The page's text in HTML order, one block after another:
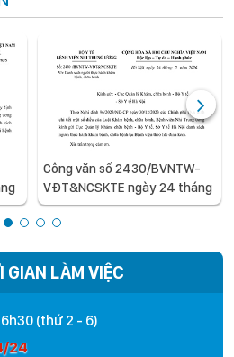
Công văn số 2430/BVNTW-
VĐT&NCSKTE ngày 24 tháng
7 năm 2026 V/v Danh sách
người thực hành khám bệnh,
GIAN LÀM VIỆC
(thứ 2 - 6)
24